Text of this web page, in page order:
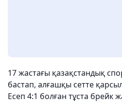
17 жастағы қазақстандық
бастап, алғашқы сетте
Есеп 4:1 болған тұста брейк